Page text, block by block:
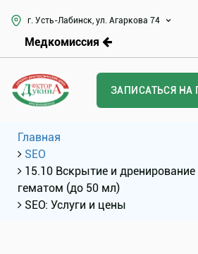
г. Усть-Лабинск, ул. Агаркова 74
Медкомиссия
ЗАПИСАТЬСЯ НА
Главная
SEO
15.10 Вскрытие и
гематом (до 50 мл)
SEO: Услуги и цены